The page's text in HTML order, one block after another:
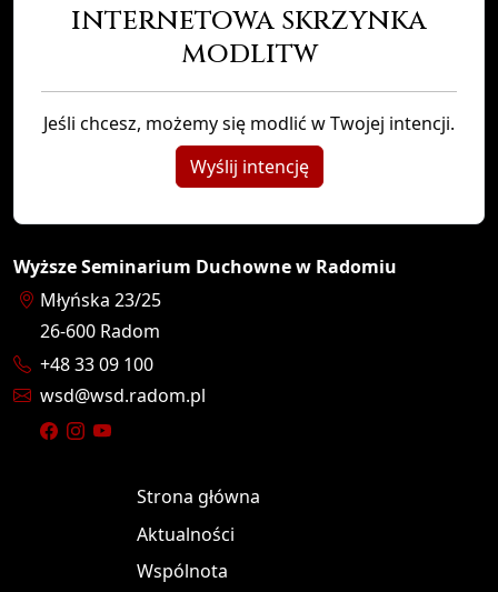
internetowa skrzynka
modlitw
Jeśli chcesz, możemy się modlić w Twojej intencji.
Wyślij intencję
Wyższe Seminarium Duchowne w Radomiu
Młyńska 23/25
26-600 Radom
+48 33 09 100
wsd
wsd.radom.pl
Strona główna
Aktualności
Wspólnota